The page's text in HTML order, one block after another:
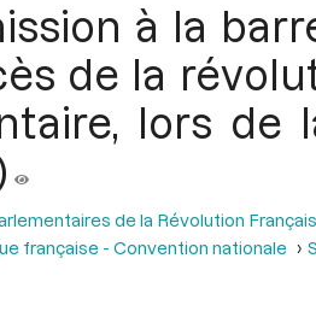
à la
de la
lors de
de la Révolution
française - Convention nationale